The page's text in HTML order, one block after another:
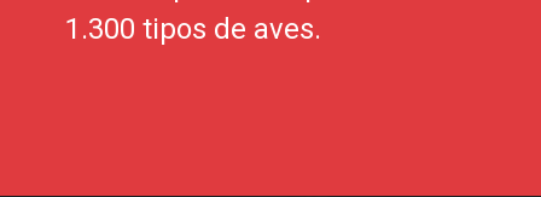
1.300 tipos de aves.